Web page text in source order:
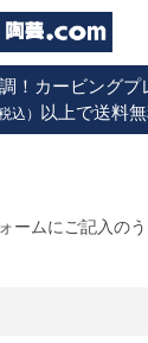
！カービングプ
込） 以上で送料無
ームにご記入の